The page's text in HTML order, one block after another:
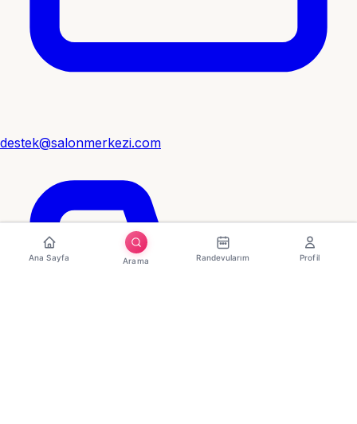
destek@salonmerkezi.com
Ana Sayfa Arama Randevularım Profil